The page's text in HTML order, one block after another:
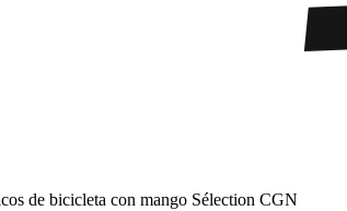
de bicicleta con mango Sélection CGN